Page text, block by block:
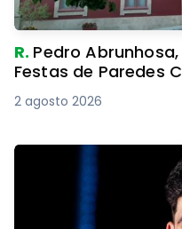
R. Pedro
Festas de Paredes
2 agosto 2026